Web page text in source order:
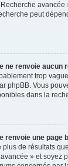
peut
ne renvoie aucun
trop
phpBB. Vous
dans la
renvoie une page
plus de résultats
» et soyez